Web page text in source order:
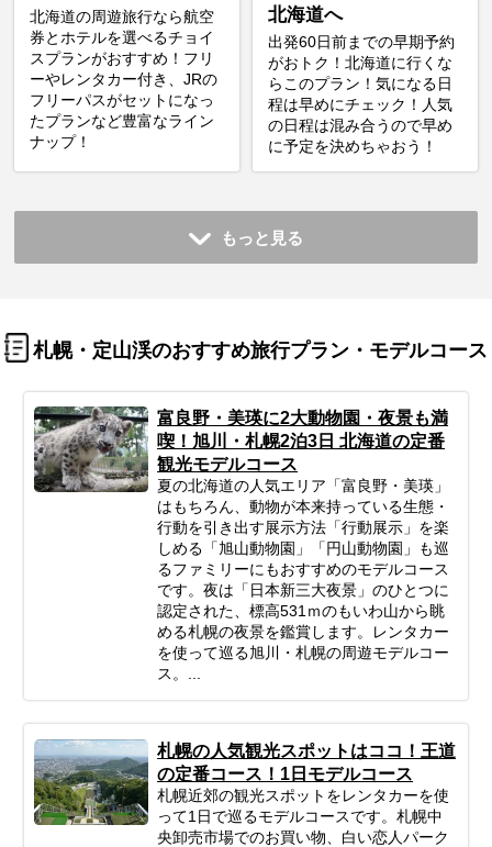
北海道の周遊旅行なら航空
券とホテルを選べるチョイ
スプランがおすすめ！フリ
ーやレンタカー付き、JRの
フリーパスがセットになっ
たプランなど豊富なライン
ナップ！
北海道へ
出発60日前までの早期予約
がおトク！北海道に行くな
らこのプラン！気になる日
程は早めにチェック！人気
の日程は混み合うので早め
に予定を決めちゃおう！
もっと見る
札幌・定山渓のおすすめ旅行プラン・モデルコース
富良野・美瑛に2大動物園・夜景も満
喫！旭川・札幌2泊3日 北海道の定番
観光モデルコース
夏の北海道の人気エリア「富良野・美瑛」
はもちろん、動物が本来持っている生態・
行動を引き出す展示方法「行動展示」を楽
しめる「旭山動物園」「円山動物園」も巡
るファミリーにもおすすめのモデルコース
です。夜は「日本新三大夜景」のひとつに
認定された、標高531ｍのもいわ山から眺
める札幌の夜景を鑑賞します。レンタカー
を使って巡る旭川・札幌の周遊モデルコー
ス。...
札幌の人気観光スポットはココ！王道
の定番コース！1日モデルコース
札幌近郊の観光スポットをレンタカーを使
って1日で巡るモデルコースです。札幌中
央卸売市場でのお買い物、白い恋人パーク